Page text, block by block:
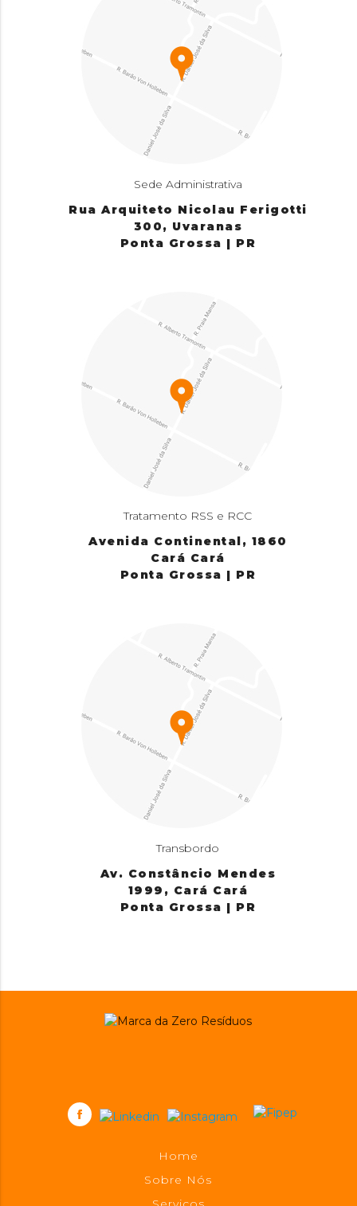
Sede Administrativa
Rua Arquiteto Nicolau Ferigotti
300, Uvaranas
Ponta Grossa | PR
Tratamento RSS e RCC
Avenida Continental, 1860
Cará Cará
Ponta Grossa | PR
Transbordo
Av. Constâncio Mendes
1999, Cará Cará
Ponta Grossa | PR
Home
Sobre Nós